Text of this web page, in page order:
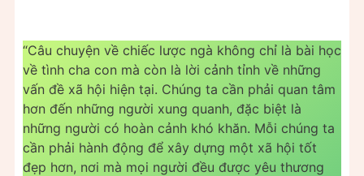
“Câu chuyện về chiếc lược ngà không chỉ là bài học
về tình cha con mà còn là lời cảnh tỉnh về những
vấn đề xã hội hiện tại. Chúng ta cần phải quan tâm
hơn đến những người xung quanh, đặc biệt là
những người có hoàn cảnh khó khăn. Mỗi chúng ta
cần phải hành động để xây dựng một xã hội tốt
đẹp hơn, nơi mà mọi người đều được yêu thương